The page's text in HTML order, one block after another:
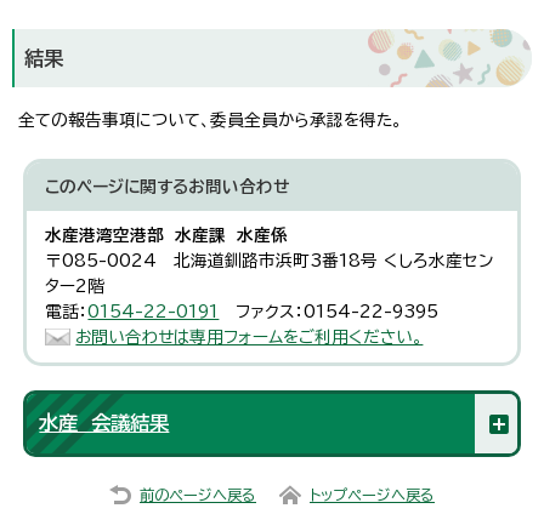
結果
全ての報告事項について、委員全員から承認を得た。
このページに関するお問い合わせ
水産港湾空港部 水産課 水産係
〒085-0024 北海道釧路市浜町3番18号 くしろ水産セン
ター2階
電話：0154-22-0191
ファクス：0154-22-9395
お問い合わせは専用フォームをご利用ください。
水産 会議結果
前のページへ戻る トップページへ戻る